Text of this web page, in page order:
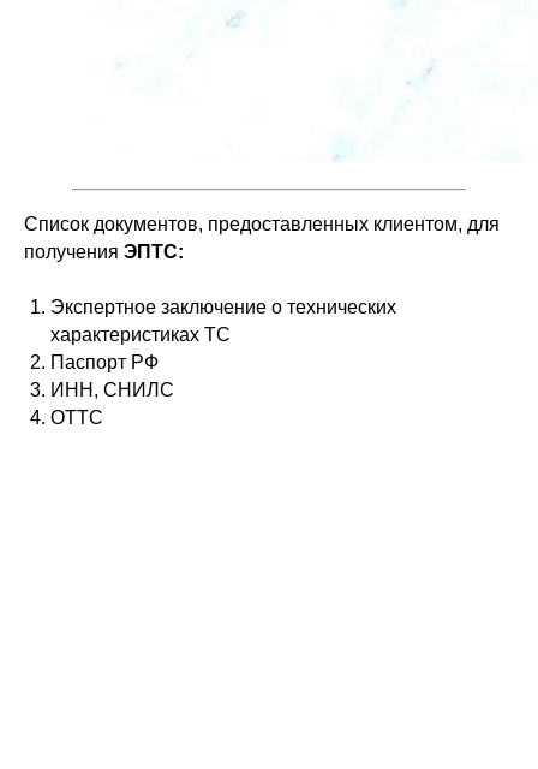
Список документов, предоставленных клиентом, для
получения ЭПТС:
Экспертное заключение о технических
характеристиках ТС
Паспорт РФ
ИНН, СНИЛС
ОТТС